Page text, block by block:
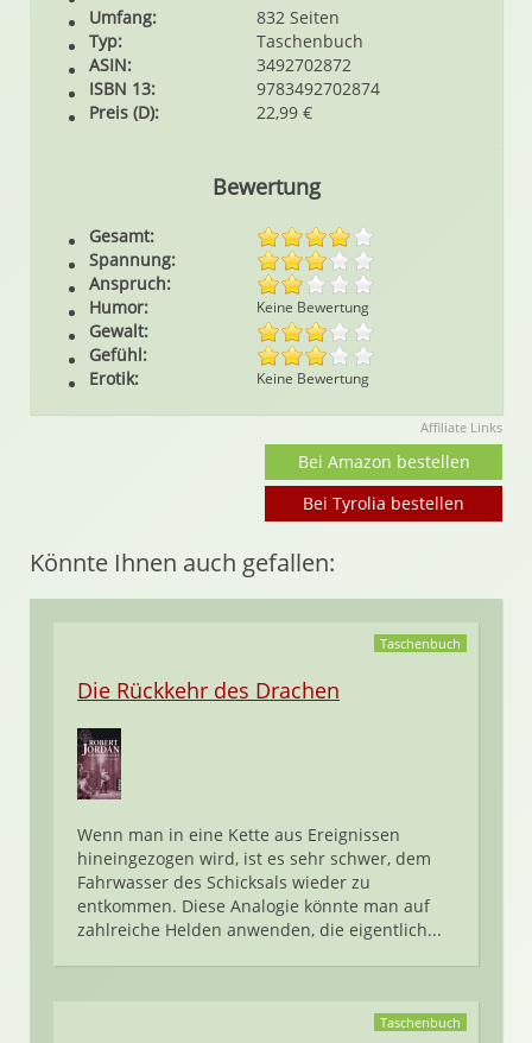
Umfang:
832 Seiten
Typ:
Taschenbuch
ASIN:
3492702872
ISBN 13:
9783492702874
Preis (D):
22,99 €
Bewertung
Gesamt:
Spannung:
Anspruch:
Humor:
Keine Bewertung
Gewalt:
Gefühl:
Erotik:
Keine Bewertung
Affiliate Links
Bei Amazon bestellen
Bei Tyrolia bestellen
Könnte Ihnen auch gefallen:
Taschenbuch
Die Rückkehr des Drachen
Wenn man in eine Kette aus Ereignissen
hineingezogen wird, ist es sehr schwer, dem
Fahrwasser des Schicksals wieder zu
entkommen. Diese Analogie könnte man auf
zahlreiche Helden anwenden, die eigentlich...
Taschenbuch